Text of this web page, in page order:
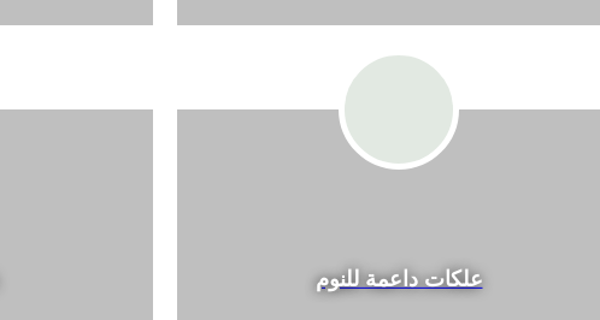
علكات داعمة للنوم